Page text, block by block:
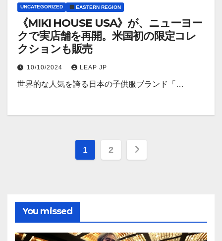
UNCATEGORIZED EASTERN REGION
《MIKI HOUSE USA》が、ニューヨー
クで実店舗を再開。米国初の限定コレ
クションも販売
10/10/2024 LEAP JP
世界的な人気を誇る日本の子供服ブランド「…
投
ペ
ー
1 2
You missed